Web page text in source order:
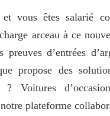
et vous êtes salarié
arceau à ce
preuves d’entrées
propose des
? Voitures
plateforme